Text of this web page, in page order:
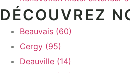
DÉCOUVREZ
Beauvais (60)
Cergy (95)
Deauville (14)